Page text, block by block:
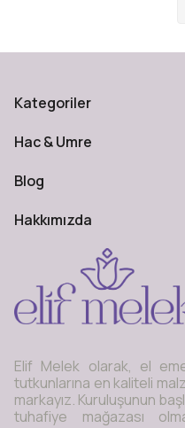
Kategoriler
Hac & Umre
Blog
Hakkımızda
Elif Melek olarak, el
tutkunlarına en kaliteli
markayız. Kuruluşunun
tuhafiye mağazası